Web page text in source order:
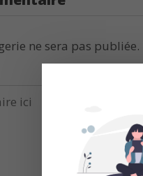
ne sera pas publiée.